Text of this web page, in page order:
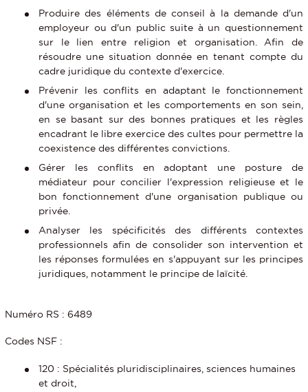
Produire des éléments de conseil à la demande d'un
employeur ou d'un public suite à un questionnement
sur le lien entre religion et organisation. Afin de
résoudre une situation donnée en tenant compte du
cadre juridique du contexte d'exercice.
Prévenir les conflits en adaptant le fonctionnement
d'une organisation et les comportements en son sein,
en se basant sur des bonnes pratiques et les règles
encadrant le libre exercice des cultes pour permettre la
coexistence des différentes convictions.
Gérer les conflits en adoptant une posture de
médiateur pour concilier l'expression religieuse et le
bon fonctionnement d'une organisation publique ou
privée.
Analyser les spécificités des différents contextes
professionnels afin de consolider son intervention et
les réponses formulées en s'appuyant sur les principes
juridiques, notamment le principe de laïcité.
Numéro RS : 6489
Codes NSF :
120 : Spécialités pluridisciplinaires, sciences humaines
et droit,